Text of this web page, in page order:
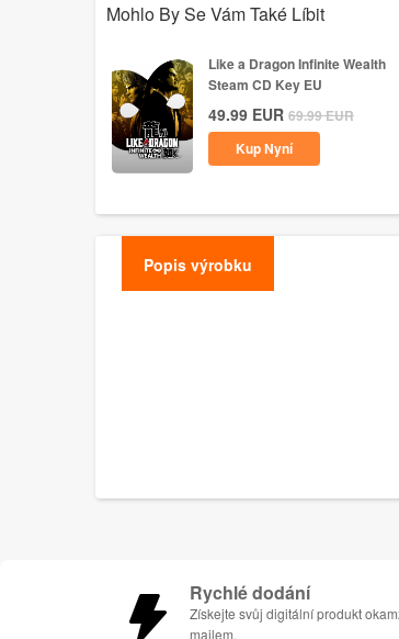
Mohlo By Se Vám Také Líbit
Like a Dragon Infinite Wealth
Steam CD Key EU
49.99 EUR 69.99EUR
Kup Nyní
Popis výrobku
Rychlé dodání
Získejte svůj digitální produkt
mailem.